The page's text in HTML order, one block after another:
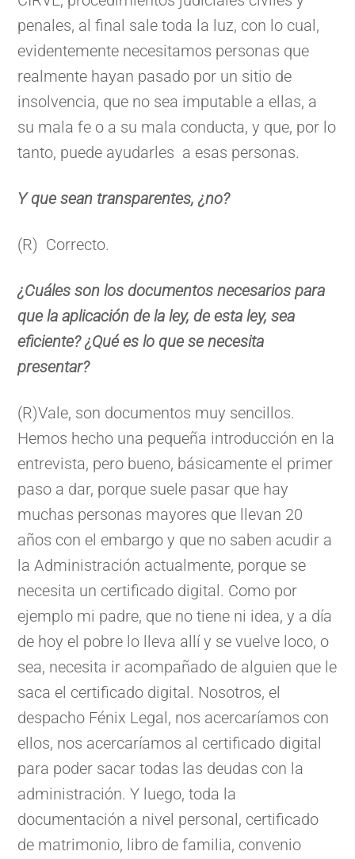
penales, al final sale toda la luz, con lo cual,
evidentemente necesitamos personas que
realmente hayan pasado por un sitio de
insolvencia, que no sea imputable a ellas, a
su mala fe o a su mala conducta, y que, por lo
tanto, puede ayudarles a esas personas.
Y que sean transparentes, ¿no?
(R) Correcto.
¿Cuáles son los documentos necesarios para
que la aplicación de la ley, de esta ley, sea
eficiente? ¿Qué es lo que se necesita
presentar?
(R)Vale, son documentos muy sencillos.
Hemos hecho una pequeña introducción en la
entrevista, pero bueno, básicamente el primer
paso a dar, porque suele pasar que hay
muchas personas mayores que llevan 20
años con el embargo y que no saben acudir a
la Administración actualmente, porque se
necesita un certificado digital. Como por
ejemplo mi padre, que no tiene ni idea, y a día
de hoy el pobre lo lleva allí y se vuelve loco, o
sea, necesita ir acompañado de alguien que le
saca el certificado digital. Nosotros, el
despacho Fénix Legal, nos acercaríamos con
ellos, nos acercaríamos al certificado digital
para poder sacar todas las deudas con la
administración. Y luego, toda la
documentación a nivel personal, certificado
de matrimonio, libro de familia, convenio